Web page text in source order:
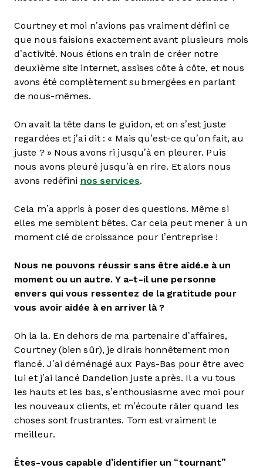
Courtney et moi n’avions pas vraiment défini ce
que nous faisions exactement avant plusieurs mois
d’activité. Nous étions en train de créer notre
deuxième site internet, assises côte à côte, et nous
avons été complètement submergées en parlant
de nous-mêmes.
On avait la tête dans le guidon, et on s’est juste
regardées et j’ai dit : « Mais qu’est-ce qu’on fait, au
juste ? » Nous avons ri jusqu’à en pleurer. Puis
nous avons pleuré jusqu’à en rire. Et alors nous
avons redéfini nos services.
Cela m’a appris à poser des questions. Même si
elles me semblent bêtes. Car cela peut mener à un
moment clé de croissance pour l’entreprise !
Nous ne pouvons réussir sans être aidé.e à un
moment ou un autre. Y a-t-il une personne
envers qui vous ressentez de la gratitude pour
vous avoir aidée à en arriver là ?
Oh la la. En dehors de ma partenaire d’affaires,
Courtney (bien sûr), je dirais honnêtement mon
fiancé. J’ai déménagé aux Pays-Bas pour être avec
lui et j’ai lancé Dandelion juste après. Il a vu tous
les hauts et les bas, s’enthousiasme avec moi pour
les nouveaux clients, et m’écoute râler quand les
choses sont frustrantes. Tom est vraiment le
meilleur.
Êtes-vous capable d’identifier un “tournant”